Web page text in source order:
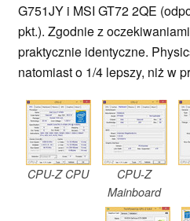
G751JY i MSI GT72 2QE
pkt.). Zgodnie z
praktycznie identyczne.
natomiast o 1/4 lepszy, niż w
CPU-Z CPU
CPU-Z
Mainboard